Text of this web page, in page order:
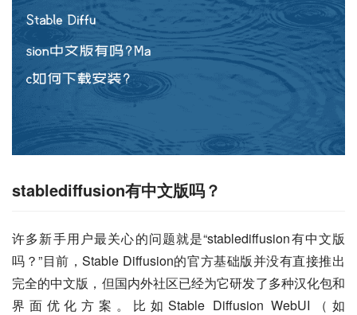
stablediffusion有中文版吗？
许多新手用户最关心的问题就是“stablediffusion有中文版
吗？”目前，Stable Diffusion的官方基础版并没有直接推出
完全的中文版，但国内外社区已经为它研发了多种汉化包和
界面优化方案。比如Stable Diffusion WebUI（如